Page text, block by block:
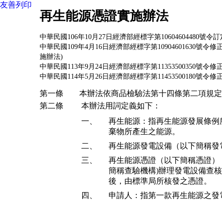
友善列印
再生能源憑證實施辦法
中華民國106年10月27日經濟部經標字第10604604480號令
中華民國109年4月16日經濟部經標字第10904601630號令
施辦法)
中華民國113年9月24日經濟部經標字第11353500350號令修
中華民國114年5月26日經濟部經標字第11453500180號令修
第一條
本辦法依商品檢驗法第十四條第二項規
第二條
本辦法用詞定義如下：
一、
再生能源：指再生能源發展條
棄物所產生之能源。
二、
再生能源發電設備（以下簡稱
三、
再生能源憑證（以下簡稱憑證
簡稱查驗機構)辦理發電設備查
後，由標準局所核發之憑證。
四、
申請人：指第一款再生能源之